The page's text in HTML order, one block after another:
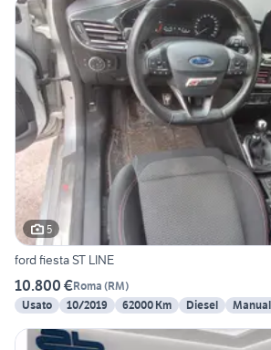
5
ford fiesta ST LINE
10.800 €Roma (RM)
Usato
10/2019 62000 Km Diesel